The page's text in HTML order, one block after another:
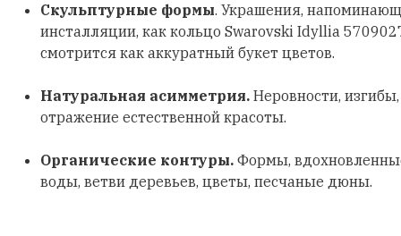
Скульптурные формы. Украшения,
инсталляции, как кольцо Swarovski Idyllia
смотрится как аккуратный букет цветов.
Натуральная асимметрия. Неровности,
отражение естественной красоты.
Органические контуры. Формы,
воды, ветви деревьев, цветы, песчаные дюны.